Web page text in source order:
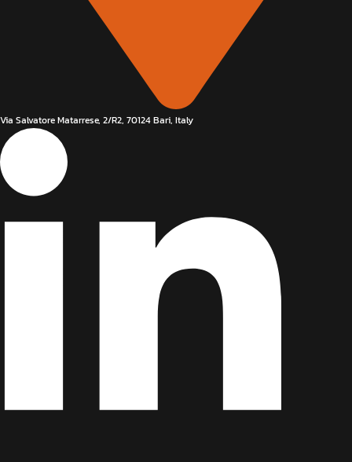
Via Salvatore Matarrese, 2/R2, 70124 Bari, Italy